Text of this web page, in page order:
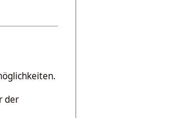
der